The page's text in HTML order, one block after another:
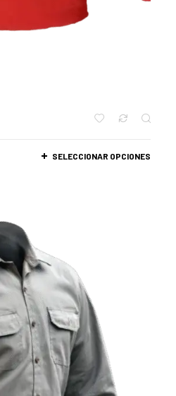
SELECCIONAR OPCIONES